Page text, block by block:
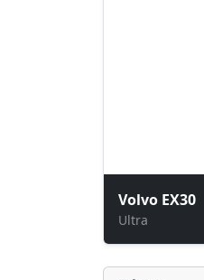
Volvo EX30
Ultra